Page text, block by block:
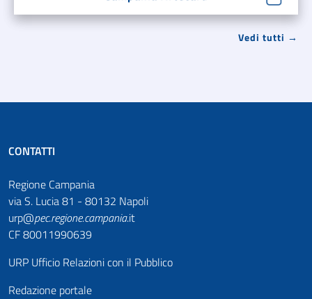
Vedi tutti →
CONTATTI
Regione Campania
via S. Lucia 81 - 80132 Napoli
urp@pec.regione.campania.it
CF 80011990639
URP Ufficio Relazioni con il Pubblico
Redazione portale